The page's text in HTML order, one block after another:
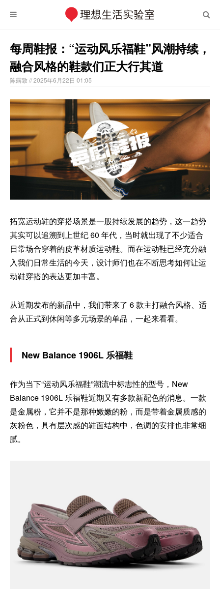
每周鞋报：“运动风乐福鞋”风潮持续，
融合风格的鞋款们正大行其道
陈露致// 2025年6月22日 01:05
拓宽运动鞋的穿搭场景是一股持续发展的趋势，这一趋势
其实可以追溯到上世纪 60 年代，当时就出现了不少适合
日常场合穿着的皮革材质运动鞋。而在运动鞋已经充分融
入我们日常生活的今天，设计师们也在不断思考如何让运
动鞋穿搭的表达更加丰富。
从近期发布的新品中，我们带来了 6 款主打融合风格、适
合从正式到休闲等多元场景的单品，一起来看看。
New Balance 1906L 乐福鞋
作为当下“运动风乐福鞋”潮流中标志性的型号，New
Balance 1906L 乐福鞋近期又有多款新配色的消息。一款
是金属粉，它并不是那种嫩嫩的粉，而是带着金属质感的
灰粉色，具有层次感的鞋面结构中，色调的安排也非常细
腻。